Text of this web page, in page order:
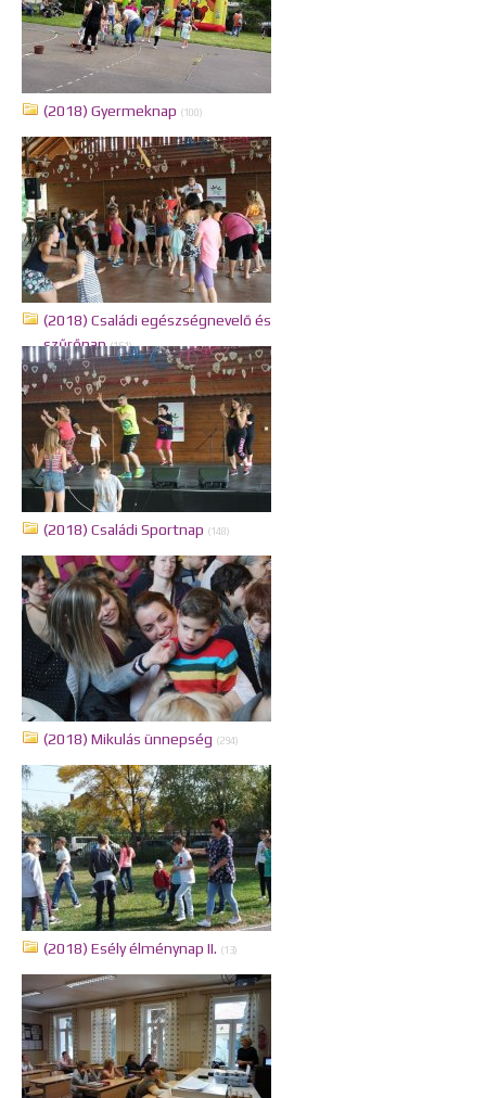
(2018) Gyermeknap (100)
(2018) Családi egészségnevelő és
szűrőnap (161)
(2018) Családi Sportnap (148)
(2018) Mikulás ünnepség (294)
(2018) Esély élménynap II. (13)